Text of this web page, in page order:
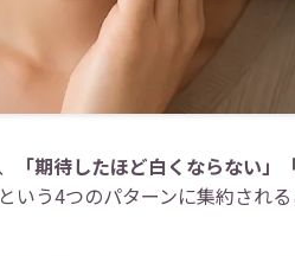
「期待したほど白くならない」
という4つのパターンに集約され